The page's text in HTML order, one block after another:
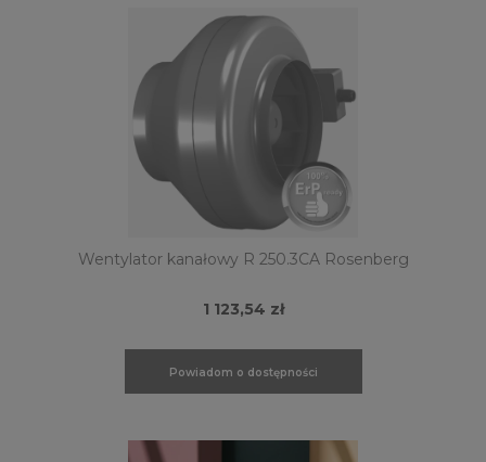
Wentylator kanałowy R 250.3CA Rosenberg
1 123,54 zł
Powiadom o dostępności